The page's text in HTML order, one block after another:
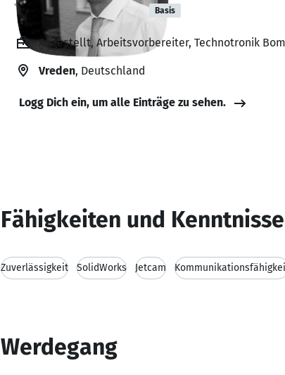
Tobias Bergup Basis
Angestellt, Arbeitsvorbereiter, Technotronik
Vreden, Deutschland
Logg Dich ein, um alle Einträge zu sehen.
Fähigkeiten und Kenntnisse
Zuverlässigkeit SolidWorks Jetcam
Werdegang